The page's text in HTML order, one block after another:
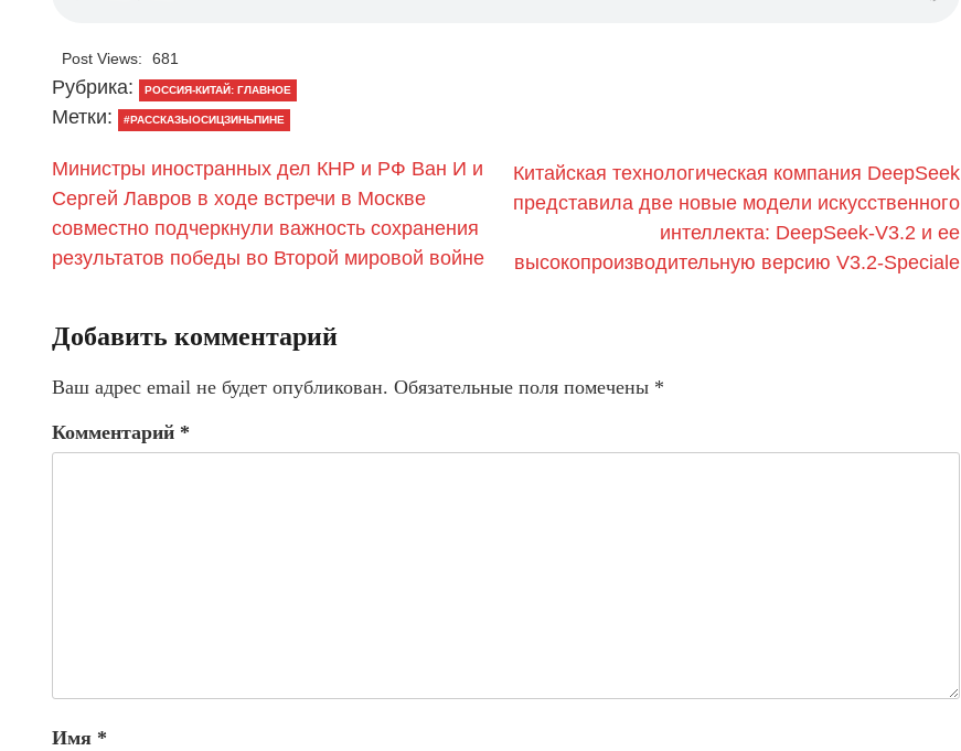
Post Views: 681
Рубрика: РОССИЯ-КИТАЙ: ГЛАВНОЕ
Метки: #РАССКАЗЫОСИЦЗИНЬПИНЕ
Министры иностранных дел КНР и РФ Ван И и
Сергей Лавров в ходе встречи в Москве
совместно подчеркнули важность сохранения
результатов победы во Второй мировой войне
Китайская технологическая компания DeepSeek
представила две новые модели искусственного
интеллекта: DeepSeek-V3.2 и ее
высокопроизводительную версию V3.2-Speciale
Добавить комментарий
Ваш адрес email не будет опубликован. Обязательные поля помечены *
Комментарий *
Имя *